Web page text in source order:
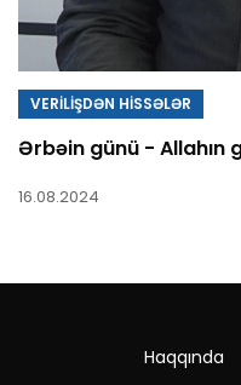
VERİLİŞDƏN HİSSƏLƏR
Ərbəin günü - Allahın
16.08.2024
Haqqında